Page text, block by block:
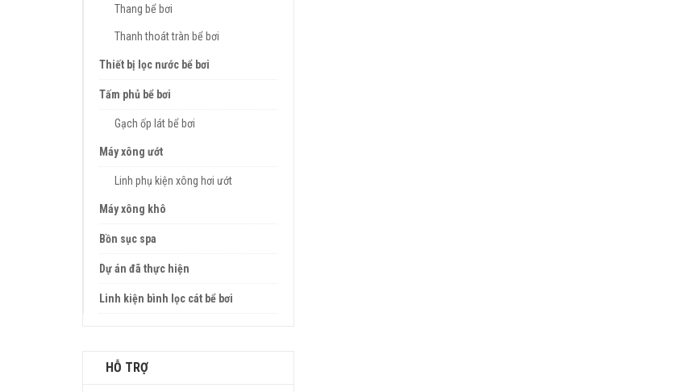
Thang bể bơi
Thanh thoát tràn bể bơi
Thiết bị lọc nước bể bơi
Tấm phủ bể bơi
Gạch ốp lát bể bơi
Máy xông ướt
Linh phụ kiện xông hơi ướt
Máy xông khô
Bồn sục spa
Dự án đã thực hiện
Linh kiện bình lọc cát bể bơi
HỖ TRỢ